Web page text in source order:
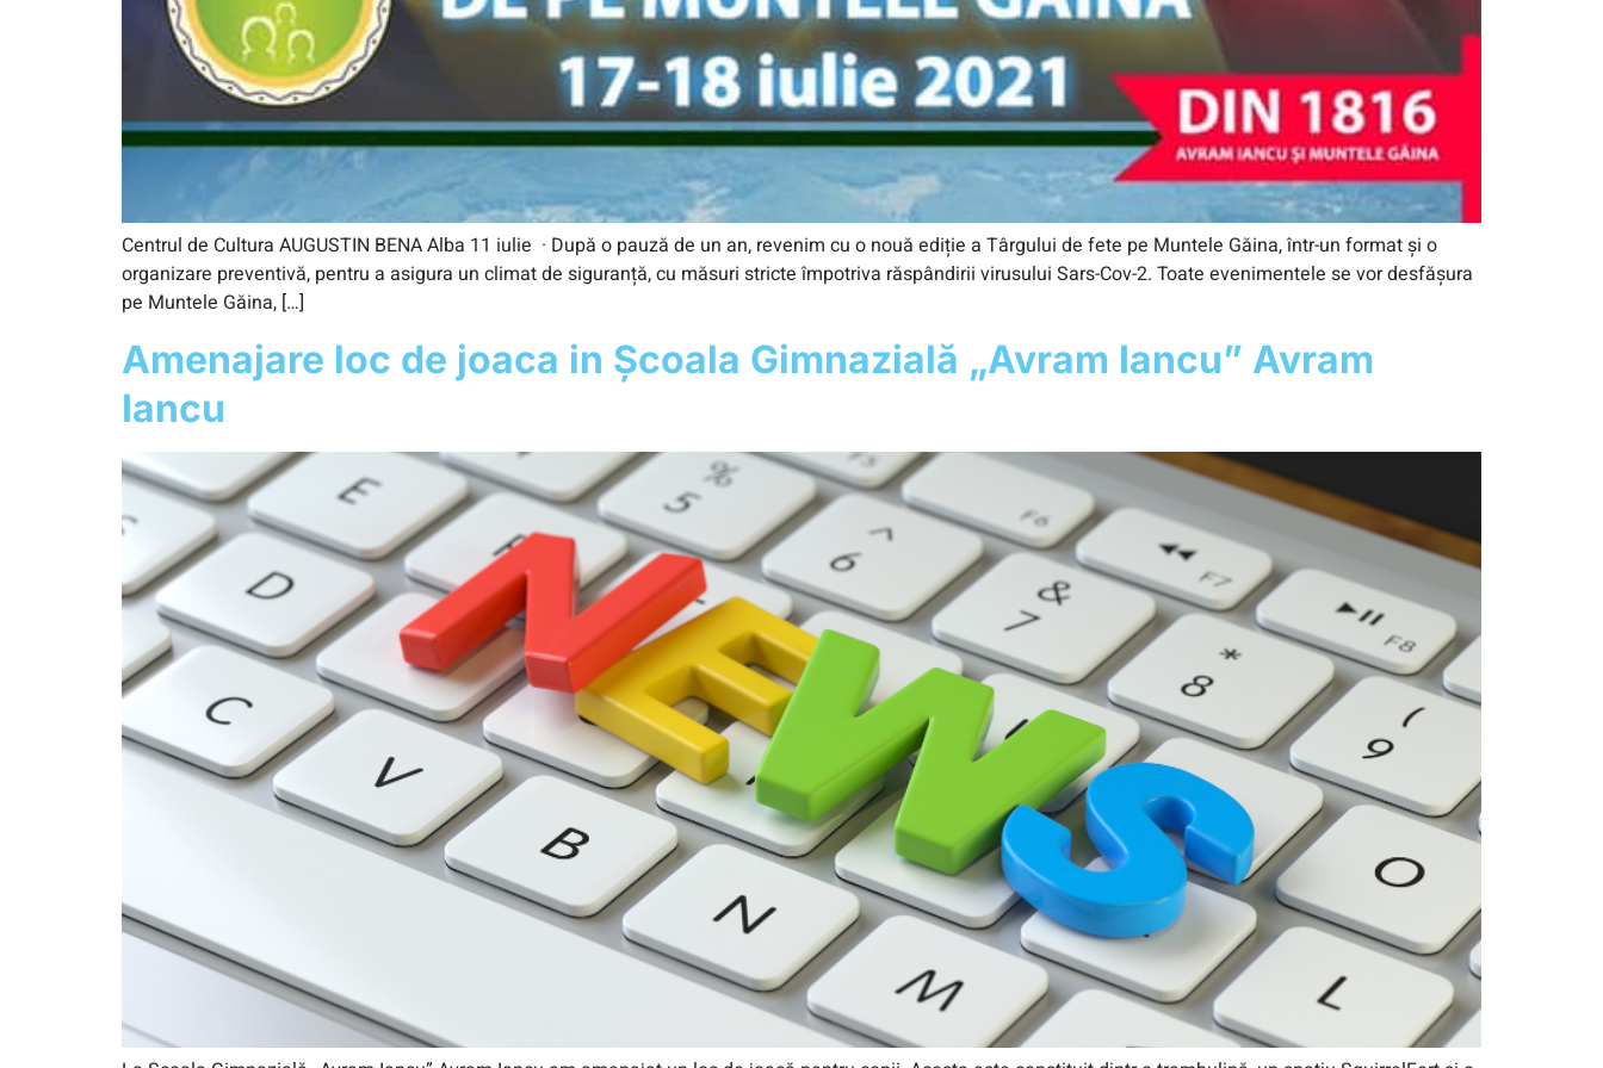
Centrul de Cultura AUGUSTIN BENA Alba 11 iulie · După o pauză de un an, revenim cu o nouă ediție a Târgului de fete pe Muntele Găina, într-un format și o
organizare preventivă, pentru a asigura un climat de siguranță, cu măsuri stricte împotriva răspândirii virusului Sars-Cov-2. Toate evenimentele se vor desfășura
pe Muntele Găina, […]
Amenajare loc de joaca in Școala Gimnazială „Avram Iancu” Avram
Iancu